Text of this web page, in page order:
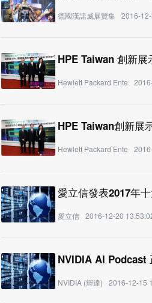
德國漢諾威展覽集 2016-
HPE Taiwan 創新
Hewlett Packard Ente
HPE Taiwan創新展
Hewlett Packard Ente
愛立信發表2017年
愛立信 2016-12-20
NVIDIA AI Podcast
NVIDIA (輝達) 2016-12-15